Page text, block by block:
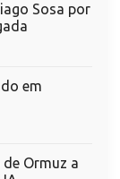
Sosa por
em
Ormuz a